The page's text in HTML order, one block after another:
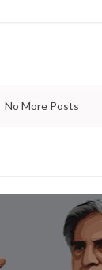
No More Posts